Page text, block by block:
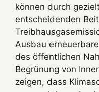
können durch
entscheidenden
Ausbau
des öffentlichen
Begrünung von
zeigen, dass